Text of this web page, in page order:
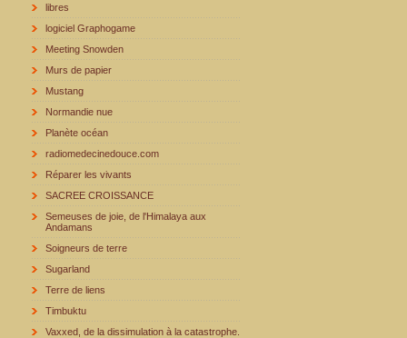
libres
logiciel Graphogame
Meeting Snowden
Murs de papier
Mustang
Normandie nue
Planète océan
radiomedecinedouce.com
Réparer les vivants
SACREE CROISSANCE
Semeuses de joie, de l'Himalaya aux
Andamans
Soigneurs de terre
Sugarland
Terre de liens
Timbuktu
Vaxxed, de la dissimulation à la catastrophe.